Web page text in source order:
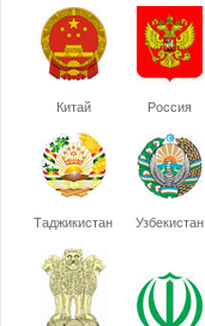
Китай Россия
Таджикистан Узбекистан